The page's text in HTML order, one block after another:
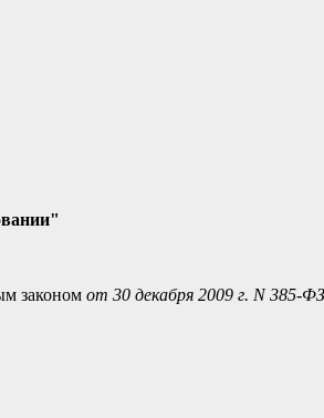
законом от 30 декабря 2009 г. N 385-